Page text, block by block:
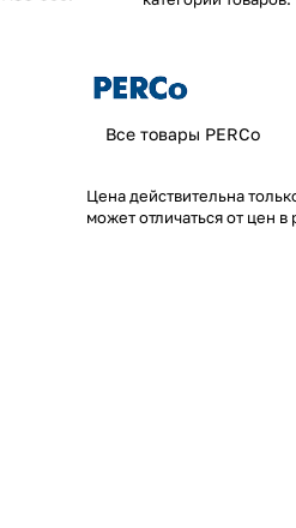
Все товары PERCo
Цена действительна
может отличаться от цен